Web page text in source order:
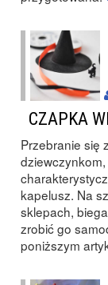
CZAPKA
Przebranie się
kapelusz. Na
sklepach,
zrobić go
poniższym